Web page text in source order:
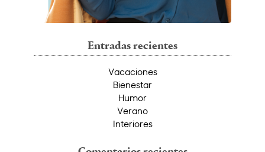
Entradas recientes
Vacaciones
Bienestar
Humor
Verano
Interiores